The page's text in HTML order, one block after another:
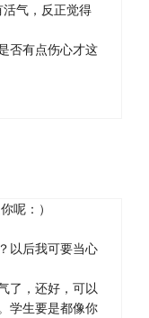
气，反正觉得
否有点伤心才这
呢：）
以后我可要当心
了，还好，可以
学生要是都像你